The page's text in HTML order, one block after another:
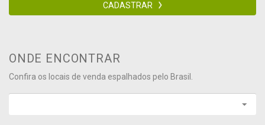
CADASTRAR
ONDE ENCONTRAR
Confira os locais de venda espalhados pelo Brasil.